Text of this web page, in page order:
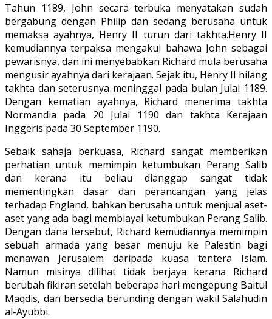
Tahun 1189, John secara terbuka menyatakan sudah
bergabung dengan Philip dan sedang berusaha untuk
memaksa ayahnya, Henry II turun dari takhta.Henry II
kemudiannya terpaksa mengakui bahawa John sebagai
pewarisnya, dan ini menyebabkan Richard mula berusaha
mengusir ayahnya dari kerajaan. Sejak itu, Henry II hilang
takhta dan seterusnya meninggal pada bulan Julai 1189.
Dengan kematian ayahnya, Richard menerima takhta
Normandia pada 20 Julai 1190 dan takhta Kerajaan
Inggeris pada 30 September 1190.
Sebaik sahaja berkuasa, Richard sangat memberikan
perhatian untuk memimpin ketumbukan Perang Salib
dan kerana itu beliau dianggap sangat tidak
mementingkan dasar dan perancangan yang jelas
terhadap England, bahkan berusaha untuk menjual aset-
aset yang ada bagi membiayai ketumbukan Perang Salib.
Dengan dana tersebut, Richard kemudiannya memimpin
sebuah armada yang besar menuju ke Palestin bagi
menawan Jerusalem daripada kuasa tentera Islam.
Namun misinya dilihat tidak berjaya kerana Richard
berubah fikiran setelah beberapa hari mengepung Baitul
Maqdis, dan bersedia berunding dengan wakil Salahudin
al-Ayubbi.